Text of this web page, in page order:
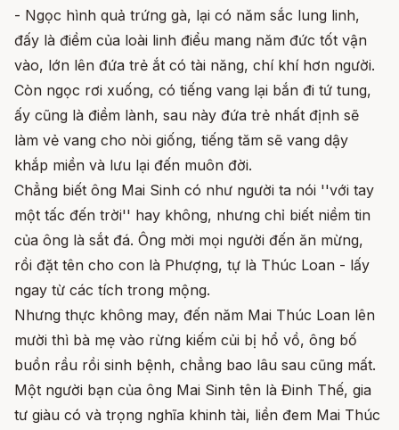
- Ngọc hình quả trứng gà, lại có năm sắc lung linh,
đấy là điềm của loài linh điểu mang năm đức tốt vận
vào, lớn lên đứa trẻ ắt có tài năng, chí khí hơn người.
Còn ngọc rơi xuống, có tiếng vang lại bắn đi tứ tung,
ấy cũng là điềm lành, sau này đứa trẻ nhất định sẽ
làm vẻ vang cho nòi giống, tiếng tăm sẽ vang dậy
khắp miền và lưu lại đến muôn đời.
Chẳng biết ông Mai Sinh có như người ta nói ''với tay
một tấc đến trời'' hay không, nhưng chỉ biết niềm tin
của ông là sắt đá. Ông mời mọi người đến ăn mừng,
rồi đặt tên cho con là Phượng, tự là Thúc Loan - lấy
ngay từ các tích trong mộng.
Nhưng thực không may, đến năm Mai Thúc Loan lên
mười thì bà mẹ vào rừng kiếm củi bị hổ vồ, ông bố
buồn rầu rồi sinh bệnh, chẳng bao lâu sau cũng mất.
Một người bạn của ông Mai Sinh tên là Đinh Thế, gia
tư giàu có và trọng nghĩa khinh tài, liền đem Mai Thúc